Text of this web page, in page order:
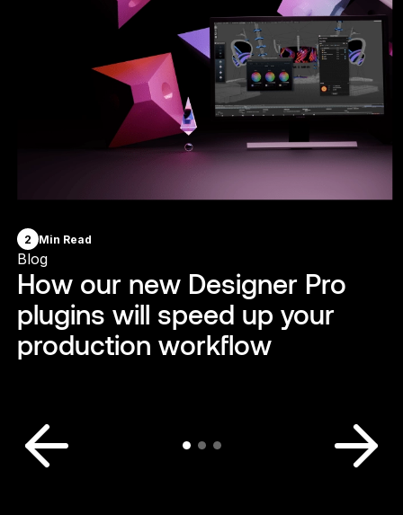
2 Min Read
Blog
How our new Designer Pro
plugins will speed up your
production workflow